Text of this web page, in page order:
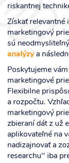
riskantnej
Získať relevantné
marketingový
sú
analýzya
Poskytujeme
marketingové
Flexibilne
a rozpočtu.
marketingový
zbieraní dát z už
aplikovateľné na
nadizajnovať a
researchu‘‘ iba